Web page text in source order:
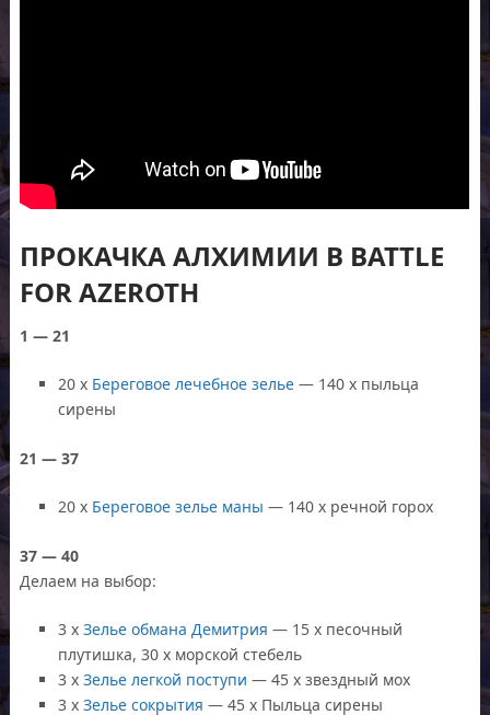
ПРОКАЧКА АЛХИМИИ В BATTLE
FOR AZEROTH
1 — 21
20 x Береговое лечебное зелье — 140 x пыльца
сирены
21 — 37
20 x Береговое зелье маны — 140 x речной горох
37 — 40
Делаем на выбор:
3 xЗелье обмана Демитрия — 15 х песочный
плутишка, 30 х морской стебель
3 xЗелье легкой поступи — 45 х звездный мох
3 xЗелье сокрытия — 45 х Пыльца сирены